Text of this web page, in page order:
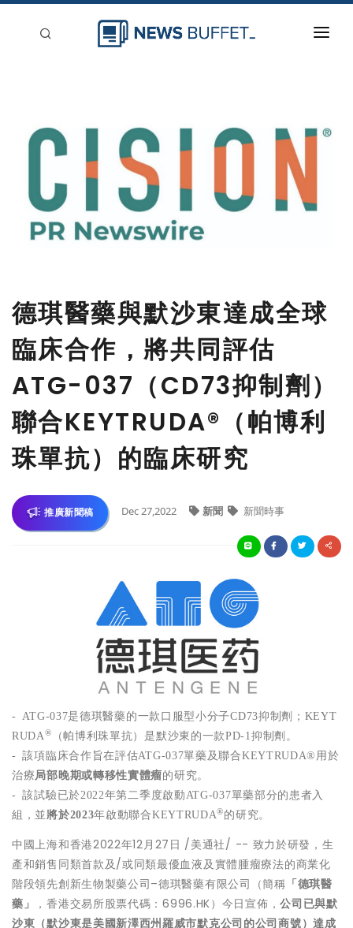
登入
德琪醫藥與默沙東達成全球
臨床合作，將共同評估
ATG-037（CD73抑制劑）
聯合KEYTRUDA®（帕博利
珠單抗）的臨床研究
推廣新聞稿 Dec 27,2022 新聞 新聞時事
- ATG-037是德琪醫藥的一款口服型小分子CD73抑制劑；KEYT
RUDA® （帕博利珠單抗）是默沙東的一款PD-1 抑制劑。
-該項臨床合作旨在評估ATG-037單藥及聯合KEYTRUDA® 用於
治療 局部晚期或轉移性實體瘤的研究。
-該試驗已於2022年第二季度啟動ATG-037單藥部分的患者入
組，並將於2023年啟動聯合KEYTRUDA®的研究。
中國上海和香港2022年12月27日 /美通社/ -- 致力於研發，生
產和銷售同類首款及/或同類最優血液及實體腫瘤療法的商業化
階段領先創新生物製藥公司–德琪醫藥有限公司（簡稱 「德琪醫
藥」
，香港交易所股票代碼：6996.HK）今日宣佈，公司已與默
沙東（默沙東是美國新澤西州羅威市默克公司的公司商號）達成